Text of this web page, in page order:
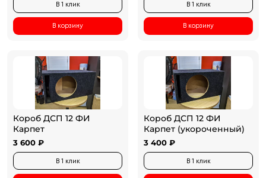
В 1 клик
В корзину
В 1 клик
В корзину
Короб ДСП 12 ФИ
Карпет
3 600 ₽
В 1 клик
Короб ДСП 12 ФИ
Карпет (укороченный)
3 400 ₽
В 1 клик